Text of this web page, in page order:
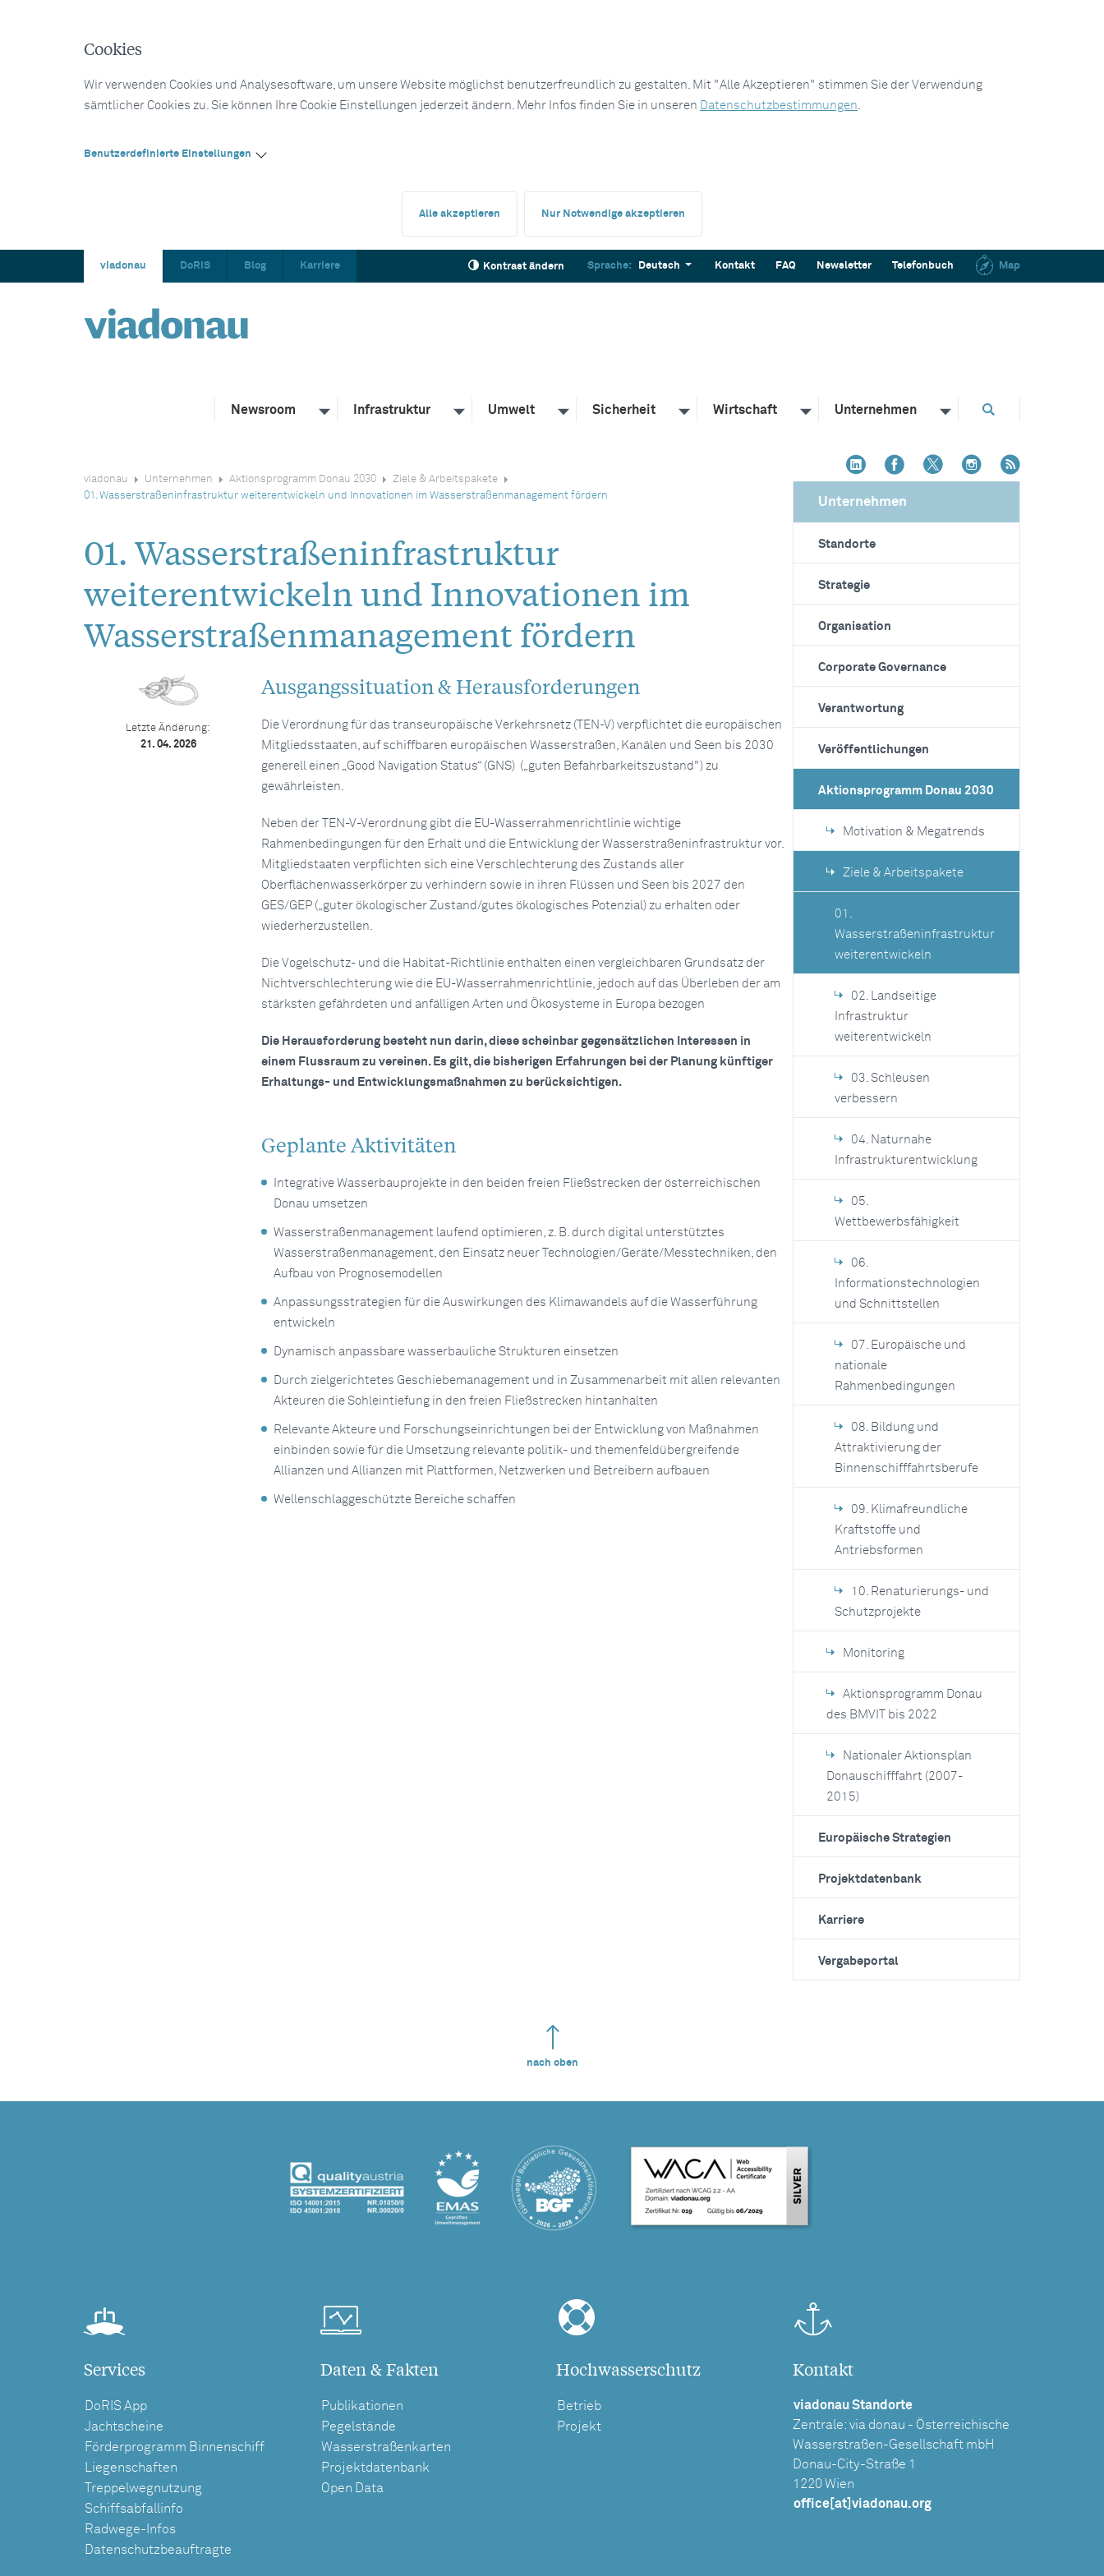
Cookies
Wir verwenden Cookies und Analysesoftware, um unsere Website möglichst benutzerfreundlich zu gestalten. Mit "Alle Akzeptieren" stimmen Sie der Verwendung
sämtlicher Cookies zu. Sie können Ihre Cookie Einstellungen jederzeit ändern. Mehr Infos finden Sie in unseren Datenschutzbestimmungen.
Benutzerdefinierte Einstellungen
Alle akzeptieren Nur Notwendige akzeptieren
viadonau DoRIS Blog Karriere Kontrast ändern Sprache: Deutsch Kontakt FAQ Newsletter Telefonbuch Map
Newsroom Infrastruktur Umwelt Sicherheit Wirtschaft Unternehmen
viadonau Unternehmen Aktionsprogramm Donau 2030
Ziele & Arbeitspakete
01. Wasserstraßeninfrastruktur weiterentwickeln und Innovationen im Wasserstraßenmanagement fördern
01. Wasserstraßeninfrastruktur
weiterentwickeln und Innovationen im
Wasserstraßenmanagement fördern
Ausgangssituation & Herausforderungen
Die Verordnung für das transeuropäische Verkehrsnetz (TEN-V) verpflichtet die europäischen
Mitgliedsstaaten, auf schiffbaren europäischen Wasserstraßen, Kanälen und Seen bis 2030
generell einen „Good Navigation Status“ (GNS) („guten Befahrbarkeitszustand") zu
gewährleisten.
Neben der TEN-V-Verordnung gibt die EU-Wasserrahmenrichtlinie wichtige
Rahmenbedingungen für den Erhalt und die Entwicklung der Wasserstraßeninfrastruktur vor.
Mitgliedstaaten verpflichten sich eine Verschlechterung des Zustands aller
Oberflächenwasserkörper zu verhindern sowie in ihren Flüssen und Seen bis 2027 den
GES/GEP („guter ökologischer Zustand/gutes ökologisches Potenzial) zu erhalten oder
wiederherzustellen.
Die Vogelschutz- und die Habitat-Richtlinie enthalten einen vergleichbaren Grundsatz der
Nichtverschlechterung wie die EU-Wasserrahmenrichtlinie, jedoch auf das Überleben der am
stärksten gefährdeten und anfälligen Arten und Ökosysteme in Europa bezogen
Die Herausforderung besteht nun darin, diese scheinbar gegensätzlichen Interessen in
einem Flussraum zu vereinen. Es gilt, die bisherigen Erfahrungen bei der Planung künftiger
Erhaltungs- und Entwicklungsmaßnahmen zu berücksichtigen.
Geplante Aktivitäten
Integrative Wasserbauprojekte in den beiden freien Fließstrecken der österreichischen
Donau umsetzen
Wasserstraßenmanagement laufend optimieren, z. B. durch digital unterstütztes
Wasserstraßenmanagement, den Einsatz neuer Technologien/Geräte/Messtechniken, den
Aufbau von Prognosemodellen
Anpassungsstrategien für die Auswirkungen des Klimawandels auf die Wasserführung
entwickeln
Dynamisch anpassbare wasserbauliche Strukturen einsetzen
Durch zielgerichtetes Geschiebemanagement und in Zusammenarbeit mit allen relevanten
Akteuren die Sohleintiefung in den freien Fließstrecken hintanhalten
Relevante Akteure und Forschungseinrichtungen bei der Entwicklung von Maßnahmen
einbinden sowie für die Umsetzung relevante politik- und themenfeldübergreifende
Allianzen und Allianzen mit Plattformen, Netzwerken und Betreibern aufbauen
Wellenschlaggeschützte Bereiche schaffen
Letzte Änderung:
21. 04. 2026
Unternehmen
Standorte
Strategie
Organisation
Corporate Governance
Verantwortung
Veröffentlichungen
Aktionsprogramm Donau 2030
Motivation & Megatrends
Ziele & Arbeitspakete
01.
Wasserstraßeninfrastruktur
weiterentwickeln
02. Landseitige
Infrastruktur
weiterentwickeln
03. Schleusen
verbessern
04. Naturnahe
Infrastrukturentwicklung
05.
Wettbewerbsfähigkeit
06.
Informationstechnologien
und Schnittstellen
07. Europäische und
nationale
Rahmenbedingungen
08. Bildung und
Attraktivierung der
Binnenschifffahrtsberufe
09. Klimafreundliche
Kraftstoffe und
Antriebsformen
10. Renaturierungs- und
Schutzprojekte
Monitoring
Aktionsprogramm Donau
des BMVIT bis 2022
Nationaler Aktionsplan
Donauschifffahrt (2007-
2015)
Europäische Strategien
Projektdatenbank
Karriere
Vergabeportal
nach oben
Services
DoRIS App
Jachtscheine
Förderprogramm Binnenschiff
Liegenschaften
Treppelwegnutzung
Schiffsabfallinfo
Radwege-Infos
Datenschutzbeauftragte
Daten & Fakten
Publikationen
Pegelstände
Wasserstraßenkarten
Projektdatenbank
Open Data
Hochwasserschutz
Betrieb
Projekt
Kontakt
viadonau Standorte
Zentrale: via donau - Österreichische
Wasserstraßen-Gesellschaft mbH
Donau-City-Straße 1
1220 Wien
office[at]viadonau.org